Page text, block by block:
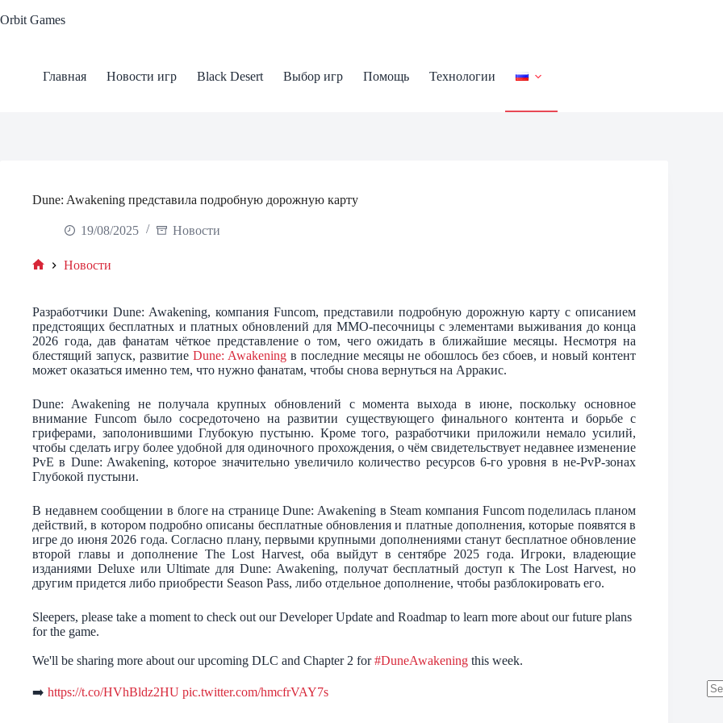
to
Orbit Games
Главная Новости игр Black Desert Выбор игр Помощь Технологии
Dune: Awakening представила подробную дорожную карту
19/08/2025 Новости
Новости
Разработчики Dune: Awakening, компания Funcom, представили подробную дорожную карту с описанием
предстоящих бесплатных и платных обновлений для MMO-песочницы с элементами выживания до конца
2026 года, дав фанатам чёткое представление о том, чего ожидать в ближайшие месяцы. Несмотря на
блестящий запуск, развитие Dune: Awakeningв последние месяцы не обошлось без сбоев, и новый контент
может оказаться именно тем, что нужно фанатам, чтобы снова вернуться на Арракис.
Dune: Awakening не получала крупных обновлений с момента выхода в июне, поскольку основное
внимание Funcom было сосредоточено на развитии существующего финального контента и борьбе с
гриферами, заполонившими Глубокую пустыню. Кроме того, разработчики приложили немало усилий,
чтобы сделать игру более удобной для одиночного прохождения, о чём свидетельствует недавнее изменение
PvE в Dune: Awakening, которое значительно увеличило количество ресурсов 6-го уровня в не-PvP-зонах
Глубокой пустыни.
В недавнем сообщении в блоге на странице Dune: Awakening в Steam компания Funcom поделилась планом
действий, в котором подробно описаны бесплатные обновления и платные дополнения, которые появятся в
игре до июня 2026 года. Согласно плану, первыми крупными дополнениями станут бесплатное обновление
второй главы и дополнение The Lost Harvest, оба выйдут в сентябре 2025 года. Игроки, владеющие
изданиями Deluxe или Ultimate для Dune: Awakening, получат бесплатный доступ к The Lost Harvest, но
другим придется либо приобрести Season Pass, либо отдельное дополнение, чтобы разблокировать его.
Sleepers, please take a moment to check out our Developer Update and Roadmap to learn more about our future plans
for the game.
We'll be sharing more about our upcoming DLC and Chapter 2 for#DuneAwakening this week.
➡️ https://t.co/HVhBldz2HU pic.twitter.com/hmcfrVAY7s